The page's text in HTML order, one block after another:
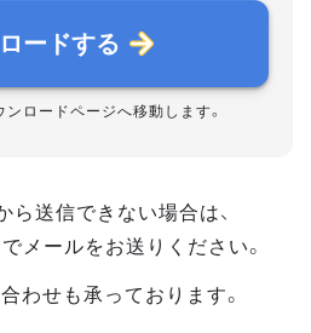
ードする
ンロードページへ移動します。
送信できない場合は、
メールをお送りください。
わせも承っております。